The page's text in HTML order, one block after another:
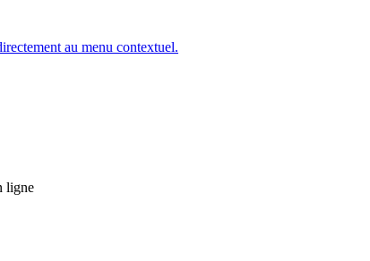
au menu contextuel.
ligne